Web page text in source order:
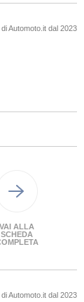
Automoto.it dal 2023
VAI ALLA
SCHEDA
Automoto.it dal 2023